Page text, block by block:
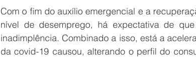
Com o fim do auxílio emergencial e a
nível de desemprego, há expectativa de
inadimplência. Combinado a isso, está a
da covid-19 causou, alterando o perfil do